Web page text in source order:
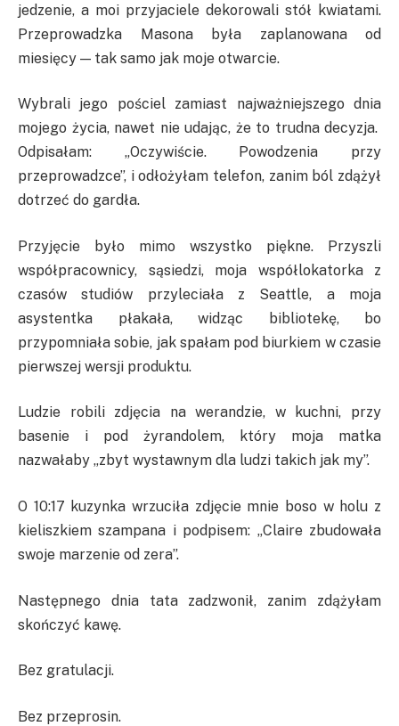
jedzenie, a moi przyjaciele dekorowali stół kwiatami.
Przeprowadzka Masona była zaplanowana od
miesięcy — tak samo jak moje otwarcie.
Wybrali jego pościel zamiast najważniejszego dnia
mojego życia, nawet nie udając, że to trudna decyzja.
Odpisałam: „Oczywiście. Powodzenia przy
przeprowadzce”, i odłożyłam telefon, zanim ból zdążył
dotrzeć do gardła.
Przyjęcie było mimo wszystko piękne. Przyszli
współpracownicy, sąsiedzi, moja współlokatorka z
czasów studiów przyleciała z Seattle, a moja
asystentka płakała, widząc bibliotekę, bo
przypomniała sobie, jak spałam pod biurkiem w czasie
pierwszej wersji produktu.
Ludzie robili zdjęcia na werandzie, w kuchni, przy
basenie i pod żyrandolem, który moja matka
nazwałaby „zbyt wystawnym dla ludzi takich jak my”.
O 10:17 kuzynka wrzuciła zdjęcie mnie boso w holu z
kieliszkiem szampana i podpisem: „Claire zbudowała
swoje marzenie od zera”.
Następnego dnia tata zadzwonił, zanim zdążyłam
skończyć kawę.
Bez gratulacji.
Bez przeprosin.